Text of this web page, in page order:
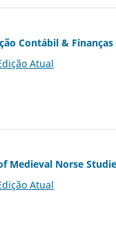
Contábil & Finanças
Atual
Medieval Norse
Atual